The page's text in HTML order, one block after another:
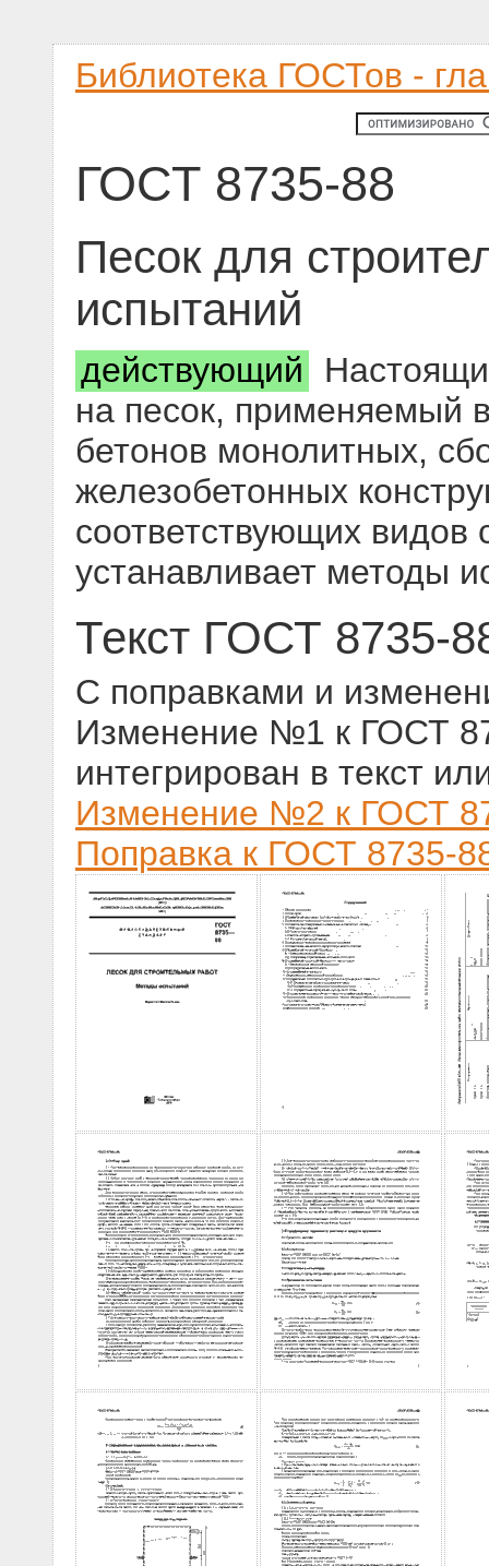
Библиотека ГОСТов -
ГОСТ 8735-88
Песок для
испытаний
действующий
на песок, применяемый
бетонов монолитных,
железобетонных
соответствующих видов
устанавливает методы
Текст ГОСТ 8735-
С поправками и
Изменение №1 к ГОСТ
интегрирован в текст
Изменение №2 к ГОСТ
Поправка к ГОСТ 8735-